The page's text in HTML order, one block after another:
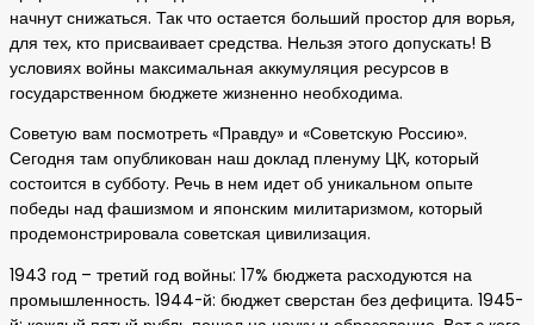
начнут снижаться. Так что остается больший простор для ворья,
для тех, кто присваивает средства. Нельзя этого допускать! В
условиях войны максимальная аккумуляция ресурсов в
государственном бюджете жизненно необходима.
Советую вам посмотреть «Правду» и «Советскую Россию».
Сегодня там опубликован наш доклад пленуму ЦК, который
состоится в субботу. Речь в нем идет об уникальном опыте
победы над фашизмом и японским милитаризмом, который
продемонстрировала советская цивилизация.
1943 год – третий год войны: 17% бюджета расходуются на
промышленность. 1944-й: бюджет сверстан без дефицита. 1945-